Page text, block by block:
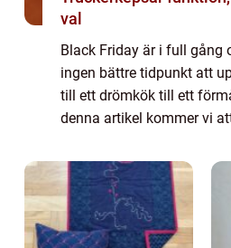
val
Black Friday är i full gång
ingen bättre tidpunkt att
till ett drömkök till ett
denna artikel kommer vi
erbjudanden inom
olika...